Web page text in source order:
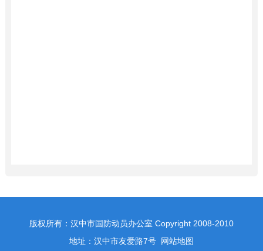
版权所有：汉中市国防动员办公室 Copyright 2008-2010
地址：汉中市友爱路7号 网站地图